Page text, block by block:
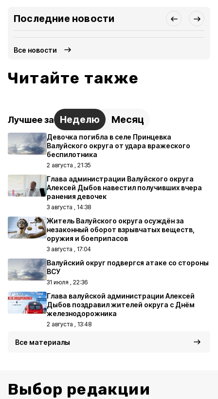
Последние новости
Все новости
Читайте также
Лучшее за Неделю Месяц
Девочка погибла в селе Принцевка
Валуйского округа от удара вражеского
беспилотника
2 августа , 21:35
Глава администрации Валуйского округа
Алексей Дыбов навестил получивших вчера
ранения девочек
3 августа , 14:38
Житель Валуйского округа осуждён за
незаконный оборот взрывчатых веществ,
оружия и боеприпасов
3 августа , 17:04
Валуйский округ подвергся атаке со стороны
ВСУ
31 июля , 22:36
Глава валуйской администрации Алексей
Дыбов поздравил жителей округа с Днём
железнодорожника
2 августа , 13:48
Все материалы
Выбор редакции